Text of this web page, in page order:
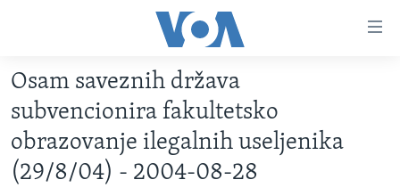
glavni
sadržaj
Pređi
na
glavnu
VIDEO
FOTOGRAFIJE DANA
Osam saveznih država
subvencionira fakultetsko
obrazovanje ilegalnih useljenika
(29/8/04) - 2004-08-28